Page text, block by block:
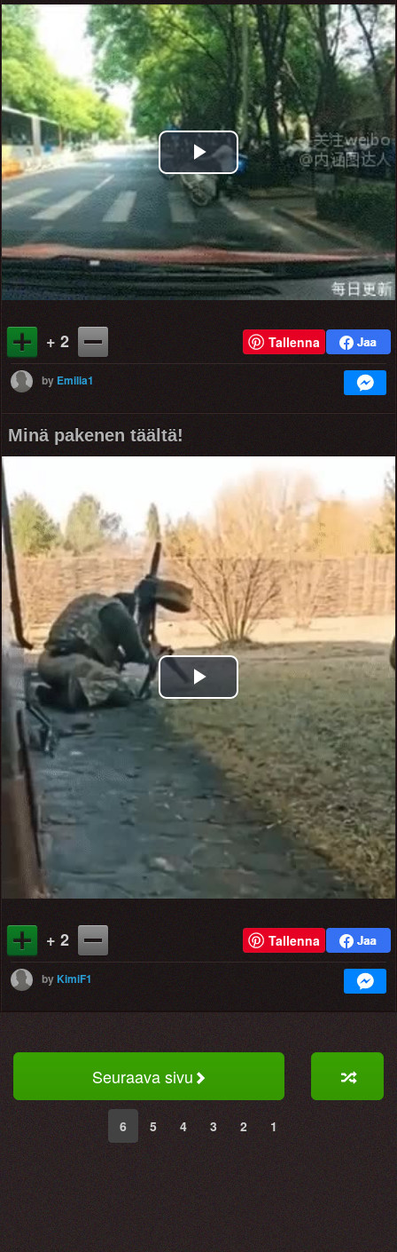
Play
Video
+ 2 Tallenna
by Emilia1
Minä pakenen täältä!
Play
Video
+ 2 Tallenna
byKimiF1
Seuraava sivu
6 5 4 3 2 1